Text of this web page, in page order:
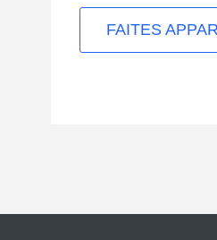
FAITES